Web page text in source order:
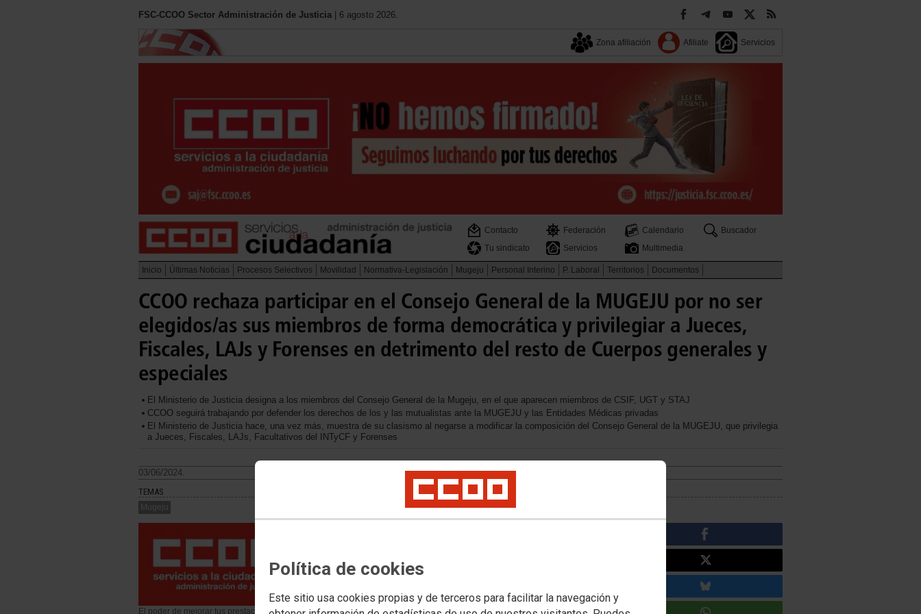
Política de cookies
Este sitio usa cookies propias y de terceros para facilitar la navegación y
FSC-CCOO Sector Administración de Justicia | 6 agosto 2026.
Zona afiliación Afiliate Servicios
Contacto Federación Calendario
Buscador
Tu sindicato
Servicios Multimedia
Inicio Últimas Noticias Procesos Selectivos Movilidad Normativa-Legislación Mugeju Personal Interino P. Laboral Territorios Documentos
CCOO rechaza participar en el Consejo General de la MUGEJU por no ser
elegidos/as sus miembros de forma democrática y privilegiar a Jueces,
Fiscales, LAJs y Forenses en detrimento del resto de Cuerpos generales y
especiales
El Ministerio de Justicia designa a los miembros del Consejo General de la Mugeju, en el que aparecen miembros de CSIF, UGT y STAJ
CCOO seguirá trabajando por defender los derechos de los y las mutualistas ante la MUGEJU y las Entidades Médicas privadas
El Ministerio de Justicia hace, una vez más, muestra de su clasismo al negarse a modificar la composición del Consejo General de la MUGEJU, que privilegia
a Jueces, Fiscales, LAJs, Facultativos del INTyCF y Forenses
03/06/2024.
TEMAS
Mugeju
El poder de mejorar tus prestaciones en MUGEJU